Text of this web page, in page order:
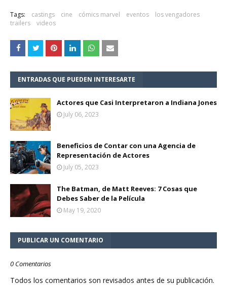
Tags: castings cine cómics marvel eventos
los vengadores
trailers
videos
ENTRADAS QUE PUEDEN INTERESARTE
Actores que Casi Interpretaron a Indiana Jones
July 06, 2023
Beneficios de Contar con una Agencia de
Representación de Actores
July 05, 2023
The Batman, de Matt Reeves: 7 Cosas que
Debes Saber de la Película
May 19, 2020
PUBLICAR UN COMENTARIO
0 Comentarios
Todos los comentarios son revisados antes de su publicación.